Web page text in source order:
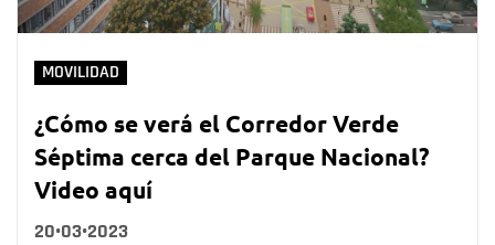
MOVILIDAD
¿Cómo se verá el Corredor Verde
Séptima cerca del Parque Nacional?
Video aquí
20•03•2023